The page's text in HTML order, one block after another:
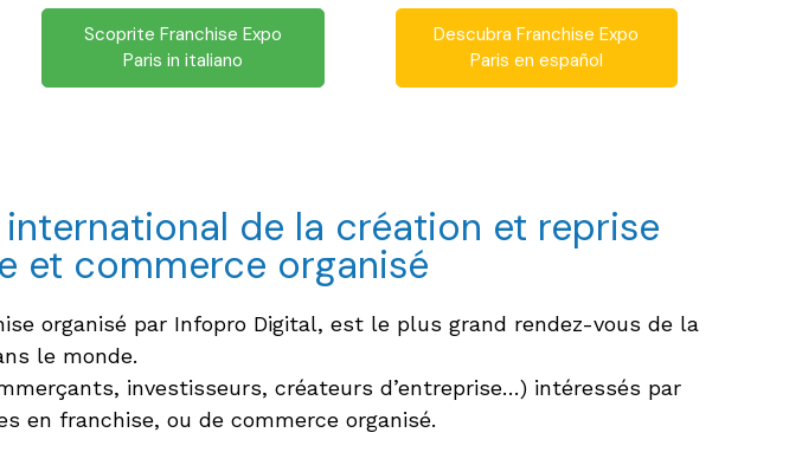
Scoprite Franchise Expo
Paris in italiano
Descubra Franchise Expo
Paris en español
de la création et reprise
et commerce organisé
organisé par Infopro Digital, est le plus grand rendez-vous de la
le monde.
investisseurs, créateurs d’entreprise…) intéressés par
en franchise, ou de commerce organisé.